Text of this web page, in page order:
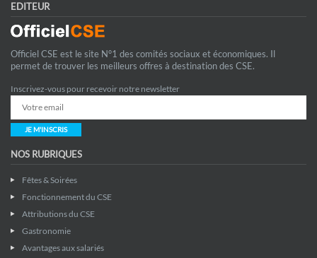
EDITEUR
Officiel CSE est le site N°1 des comités sociaux et économiques. Il
permet de trouver les meilleurs offres à destination des CSE.
Inscrivez-vous pour recevoir notre newsletter
JE M'INSCRIS
NOS RUBRIQUES
Fêtes & Soirées
Fonctionnement du CSE
Attributions du CSE
Gastronomie
Avantages aux salariés